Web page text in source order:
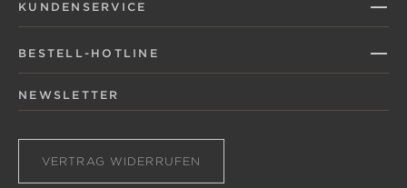
KUNDENSERVICE
BESTELL-HOTLINE
NEWSLETTER
VERTRAG WIDERRUFEN